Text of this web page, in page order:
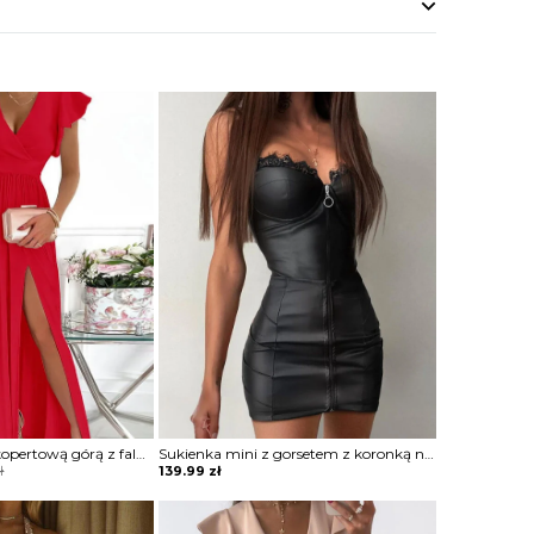
Sukienka maxi z kopertową górą z falbankami Sukienka mini z gorsetem z koronką na zamek
139.99 zł